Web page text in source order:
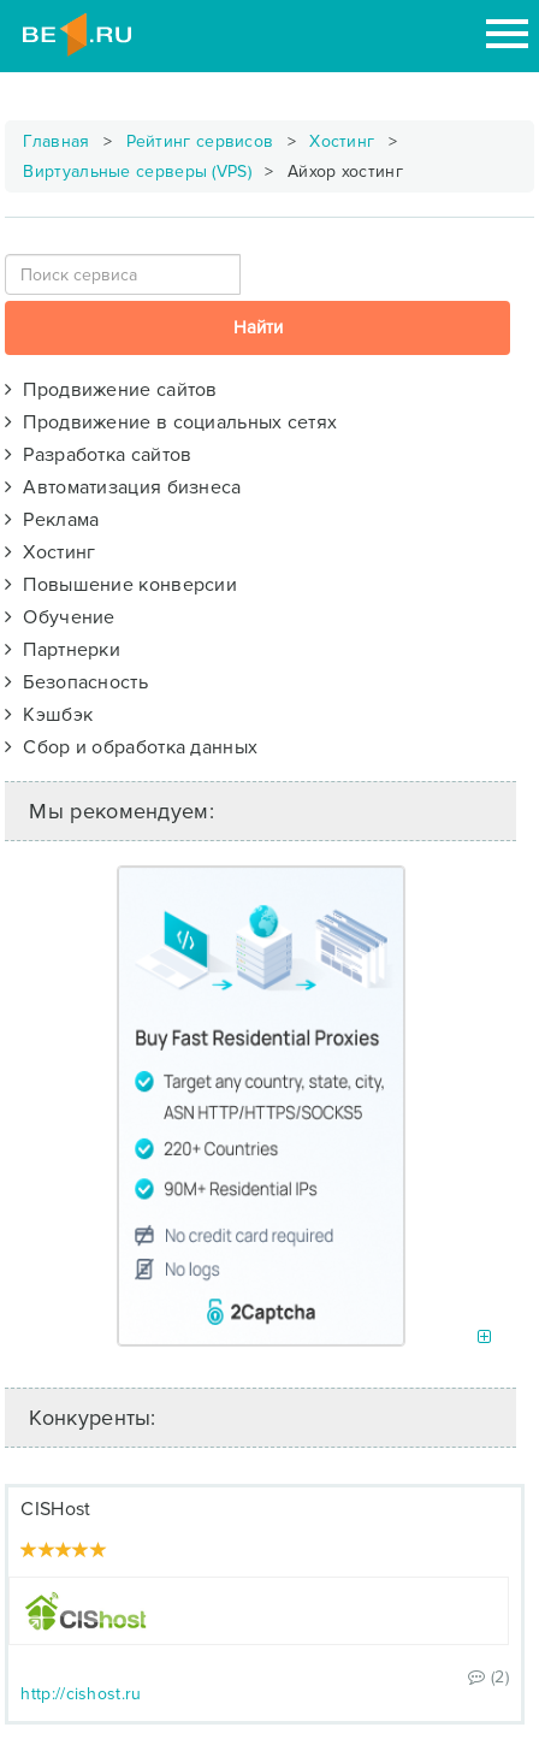
Главная Рейтинг сервисов
Хостинг
Виртуальные серверы (VPS)
Айхор хостинг
Продвижение сайтов
Продвижение в социальных сетях
Разработка сайтов
Автоматизация бизнеса
Реклама
Хостинг
Повышение конверсии
Обучение
Партнерки
Безопасность
Кэшбэк
Сбор и обработка данных
Мы рекомендуем:
Конкуренты:
CISHost
(2)
http://cishost.ru